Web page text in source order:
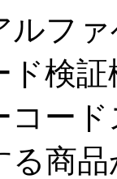
ルフ
ド検
コー
る商